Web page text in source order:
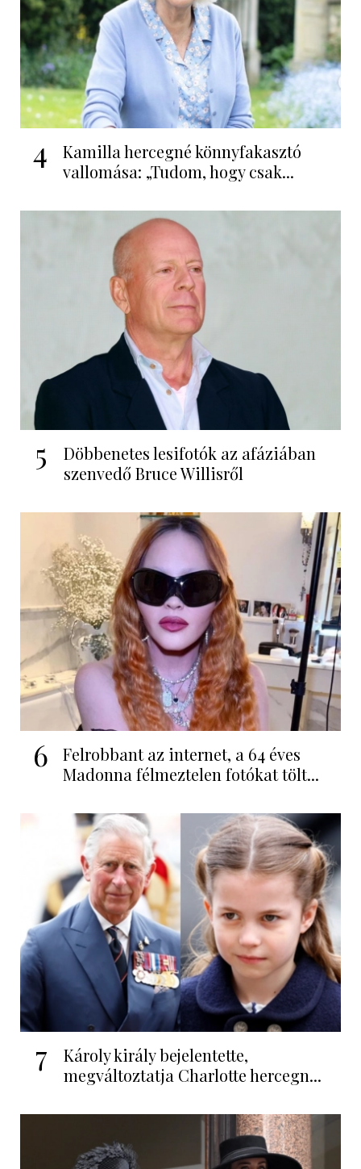
4
Kamilla hercegné könnyfakasztó
vallomása: „Tudom, hogy csak...
5
Döbbenetes lesifotók az afáziában
szenvedő Bruce Willisről
6
Felrobbant az internet, a 64 éves
Madonna félmeztelen fotókat tölt...
7
Károly király bejelentette,
megváltoztatja Charlotte hercegn...